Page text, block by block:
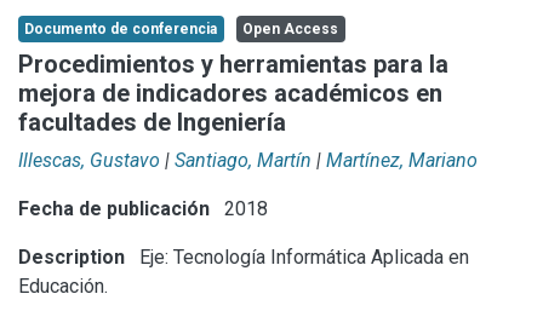
Aportar material
Statistics
Documento de conferencia Open Access
Procedimientos y herramientas para la
mejora de indicadores académicos en
facultades de Ingeniería
Illescas, Gustavo | Santiago, Martín | Martínez, Mariano
Fecha de publicación 2018
Description
Eje: Tecnología Informática Aplicada en
Educación.